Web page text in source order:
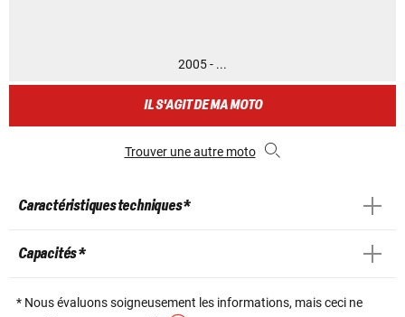
2005 - ...
IL S'AGIT DE MA MOTO
Trouver une autre moto
Caractéristiques techniques *
Capacités *
* Nous évaluons soigneusement les informations, mais ceci ne